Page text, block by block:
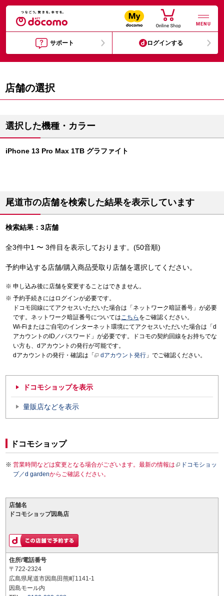
MENU
サポート ログインする
店舗の選択
選択した機種・カラー
iPhone 13 Pro Max 1TB グラファイト
尾道市の店舗を検索した結果を表示しています
検索結果：3店舗
全3件中1 〜 3件目を表示しております。(50音順)
予約申込する店舗/購入商品受取り店舗を選択してください。
申し込み後に店舗を変更することはできません。
予約手続きにはログインが必要です。
ドコモ回線にてアクセスいただいた場合は「ネットワーク暗証番号」が必要
です。ネットワーク暗証番号についてはこちら をご確認ください。
Wi-Fiまたはご自宅のインターネット環境にてアクセスいただいた場合は「d
アカウントのID／パスワード」が必要です。ドコモの契約回線をお持ちでな
い方も、dアカウントの発行が可能です。
dアカウントの発行・確認は「
dアカウント発行 」でご確認ください。
ドコモショップを表示
量販店などを表示
ドコモショップ
営業時間などは変更となる場合がございます。最新の情報は
ドコモショッ
プ／d gardenからご確認ください。
店舗名
ドコモショップ因島店
住所/電話番号
〒722-2324
広島県尾道市因島田熊町1141-1
因島モール内